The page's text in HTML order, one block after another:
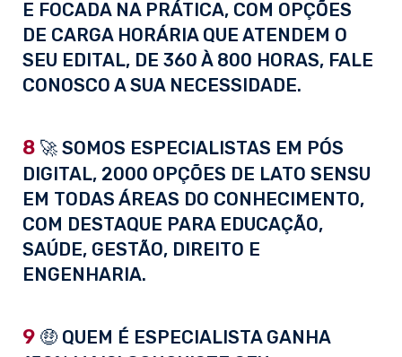
E FOCADA NA PRÁTICA, COM OPÇÕES
DE CARGA HORÁRIA QUE ATENDEM O
SEU EDITAL, DE 360 À 800 HORAS, FALE
CONOSCO A SUA NECESSIDADE.
8 🚀 SOMOS ESPECIALISTAS EM PÓS
DIGITAL, 2000 OPÇÕES DE LATO SENSU
EM TODAS ÁREAS DO CONHECIMENTO,
COM DESTAQUE PARA EDUCAÇÃO,
SAÚDE, GESTÃO, DIREITO E
ENGENHARIA.
9 🤑 QUEM É ESPECIALISTA GANHA